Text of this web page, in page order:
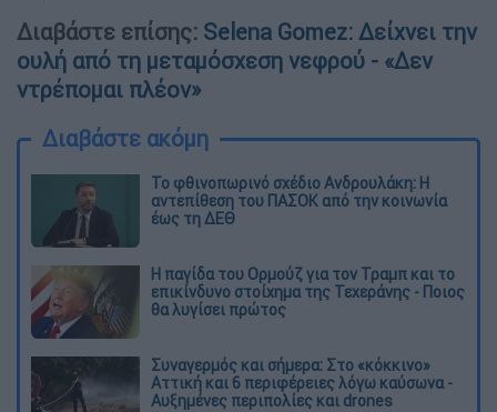
Διαβάστε επίσης: Selena Gomez: Δείχνει την
ουλή από τη μεταμόσχεση νεφρού - «Δεν
ντρέπομαι πλέον»
Διαβάστε ακόμη
Το φθινοπωρινό σχέδιο Ανδρουλάκη: Η
αντεπίθεση του ΠΑΣΟΚ από την κοινωνία
έως τη ΔΕΘ
Η παγίδα του Ορμούζ για τον Τραμπ και το
επικίνδυνο στοίχημα της Τεχεράνης - Ποιος
θα λυγίσει πρώτος
Συναγερμός και σήμερα: Στο «κόκκινο»
Αττική και 6 περιφέρειες λόγω καύσωνα -
Αυξημένες περιπολίες και drones